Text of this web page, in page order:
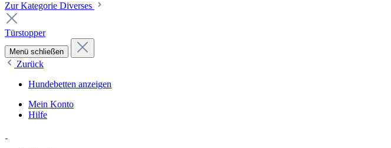
Zur Kategorie Diverses
Türstopper
Menü schließen
Zurück
Hundebetten anzeigen
Mein Konto
Hilfe